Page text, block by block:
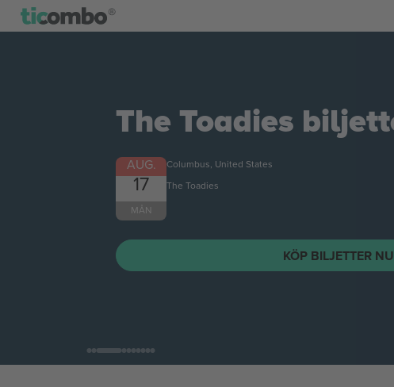
Citizenbiljetter
AUG.
21
FRE
Columbus, United States
Citizen
KÖP BILJETTER NU